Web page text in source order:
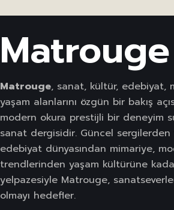
Matrouge
Matrouge, sanat, kültür, edebiyat,
yaşam alanlarını özgün bir bakış
modern okura prestijli bir deneyim
sanat dergisidir. Güncel sergilerden
edebiyat dünyasından mimariye,
trendlerinden yaşam kültürüne
yelpazesiyle Matrouge,
olmayı hedefler.